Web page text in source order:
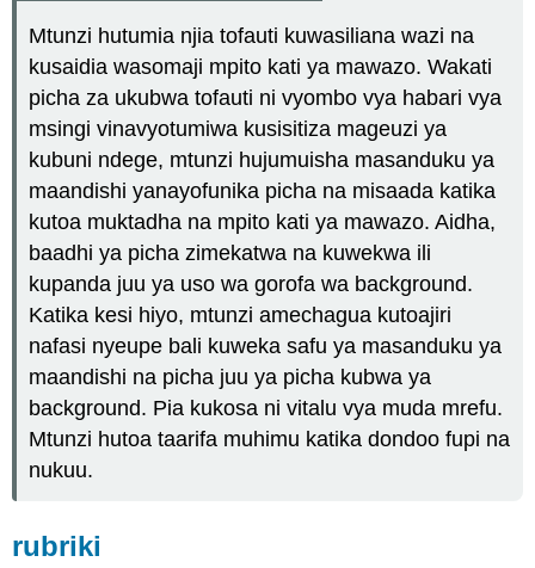
Mtunzi hutumia njia tofauti kuwasiliana wazi na
kusaidia wasomaji mpito kati ya mawazo. Wakati
picha za ukubwa tofauti ni vyombo vya habari vya
msingi vinavyotumiwa kusisitiza mageuzi ya
kubuni ndege, mtunzi hujumuisha masanduku ya
maandishi yanayofunika picha na misaada katika
kutoa muktadha na mpito kati ya mawazo. Aidha,
baadhi ya picha zimekatwa na kuwekwa ili
kupanda juu ya uso wa gorofa wa background.
Katika kesi hiyo, mtunzi amechagua kutoajiri
nafasi nyeupe bali kuweka safu ya masanduku ya
maandishi na picha juu ya picha kubwa ya
background. Pia kukosa ni vitalu vya muda mrefu.
Mtunzi hutoa taarifa muhimu katika dondoo fupi na
nukuu.
rubriki